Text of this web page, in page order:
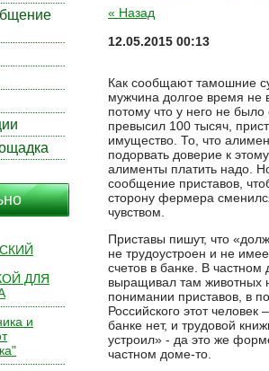
« Назад
12.05.2015 00:13
Как сообщают тамошние
мужчина долгое время не
потому что у него не было
превысил 100 тысяч,
имущество. То, что
подорвать доверие к
алименты платить надо.
сообщение приставов,
сторону фермера
чувством.
Приставы пишут, что
не трудоустроен и не
счетов в банке. В
выращивал там животных
понимании приставов, в
Российского этот человек
банке нет, и трудовой
устроил» - да это же
частном доме-то.
ДЛЯ
и